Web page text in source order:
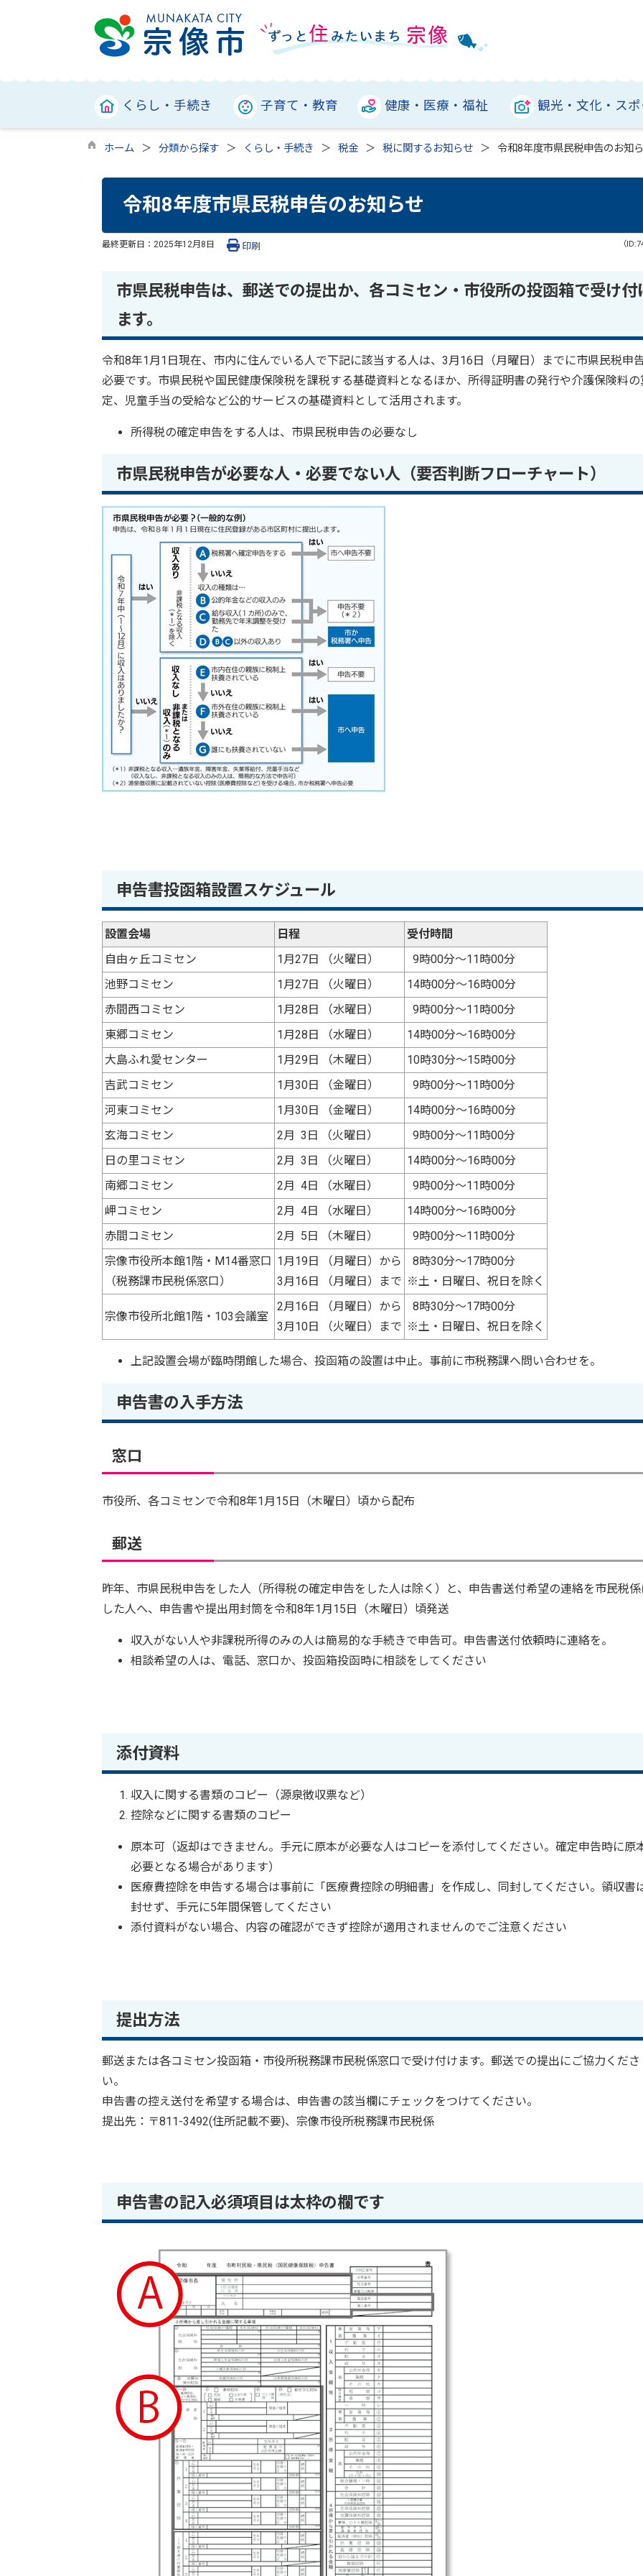
くらし・手続き 子育て・教育 健康・医療・福祉 観光・文化・ス
ホーム 分類から探す くらし・手続き 税金 税に関するお知らせ 令和8年度市県民税申告のお知
令和8年度市県民税申告のお知らせ
最終更新日： 2025年12月8日 （
印刷
市県民税申告は、郵送での提出か、各コミセン・市役所の投函箱で受け付
ます。
令和8年1月1日現在、市内に住んでいる人で下記に該当する人は、3月16日（月曜日）までに市県民税申
必要です。市県民税や国民健康保険税を課税する基礎資料となるほか、所得証明書の発行や介護保険料の
定、児童手当の受給など公的サービスの基礎資料として活用されます。
所得税の確定申告をする人は、市県民税申告の必要なし
市県民税申告が必要な人・必要でない人（要否判断フローチャート）
申告書投函箱設置スケジュール
設置会場 日程
受付時間
自由ヶ丘コミセン
1月27日 （火曜日）
9時00分～11時00分
池野コミセン
1月27日 （火曜日）
14時00分～16時00分
赤間西コミセン
1月28日 （水曜日）
9時00分～11時00分
東郷コミセン
1月28日 （水曜日）
14時00分～16時00分
大島ふれ愛センター
1月29日 （木曜日）
10時30分～15時00分
吉武コミセン
1月30日 （金曜日）
9時00分～11時00分
河東コミセン
1月30日 （金曜日）
14時00分～16時00分
玄海コミセン
2月 3日 （火曜日）
9時00分～11時00分
日の里コミセン
2月 3日 （火曜日）
14時00分～16時00分
南郷コミセン
2月 4日 （水曜日）
9時00分～11時00分
岬コミセン
2月 4日 （水曜日）
14時00分～16時00分
赤間コミセン
2月 5日 （木曜日）
9時00分～11時00分
宗像市役所本館1階・M14番窓口
（税務課市民税係窓口）
1月19日 （月曜日）から
3月16日 （月曜日）まで
8時30分～17時00分
※土・日曜日、祝日を除く
宗像市役所北館1階・103会議室
2月16日 （月曜日）から
3月10日 （火曜日）まで
8時30分～17時00分
※土・日曜日、祝日を除く
上記設置会場が臨時閉館した場合、投函箱の設置は中止。事前に市税務課へ問い合わせを。
申告書の入手方法
窓口
市役所、各コミセンで令和8年1月15日（木曜日）頃から配布
郵送
昨年、市県民税申告をした人（所得税の確定申告をした人は除く）と、申告書送付希望の連絡を市民税
した人へ、申告書や提出用封筒を令和8年1月15日（木曜日）頃発送
収入がない人や非課税所得のみの人は簡易的な手続きで申告可。申告書送付依頼時に連絡を。
相談希望の人は、電話、窓口か、投函箱投函時に相談をしてください
添付資料
収入に関する書類のコピー（源泉徴収票など）
控除などに関する書類のコピー
原本可（返却はできません。手元に原本が必要な人はコピーを添付してください。確定申告時に原
必要となる場合があります）
医療費控除を申告する場合は事前に「医療費控除の明細書」を作成し、同封してください。領収書
封せず、手元に5年間保管してください
添付資料がない場合、内容の確認ができず控除が適用されませんのでご注意ください
提出方法
郵送または各コミセン投函箱・市役所税務課市民税係窓口で受け付けます。郵送での提出にご協力くださ
い。
申告書の控え送付を希望する場合は、申告書の該当欄にチェックをつけてください。
提出先：〒811-3492(住所記載不要)、宗像市役所税務課市民税係
申告書の記入必須項目は太枠の欄です